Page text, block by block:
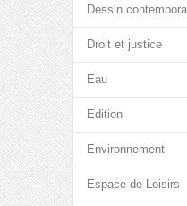
Dessin
Droit et justice
Eau
Edition
Environnement
Espace de Loisirs